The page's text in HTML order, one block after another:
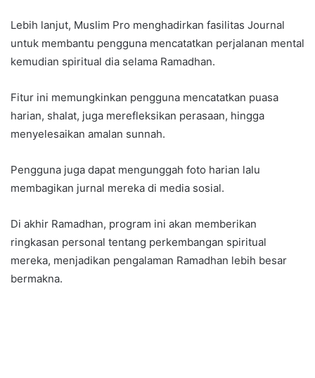
Lebih lanjut, Muslim Pro menghadirkan fasilitas Journal
untuk membantu pengguna mencatatkan perjalanan mental
kemudian spiritual dia selama Ramadhan.
Fitur ini memungkinkan pengguna mencatatkan puasa
harian, shalat, juga merefleksikan perasaan, hingga
menyelesaikan amalan sunnah.
Pengguna juga dapat mengunggah foto harian lalu
membagikan jurnal mereka di media sosial.
Di akhir Ramadhan, program ini akan memberikan
ringkasan personal tentang perkembangan spiritual
mereka, menjadikan pengalaman Ramadhan lebih besar
bermakna.